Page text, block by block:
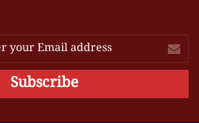
Enter
your
Email